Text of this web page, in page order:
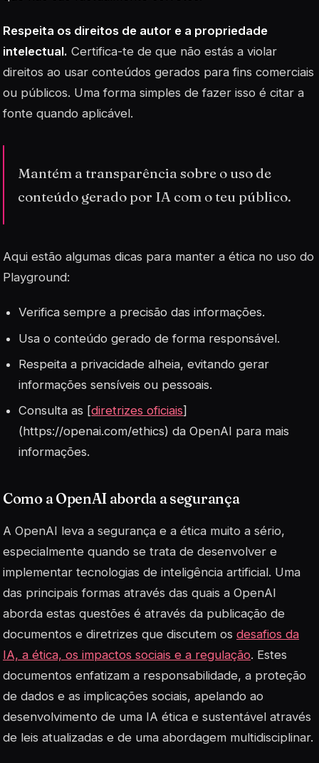
Respeita os direitos de autor e a propriedade
intelectual. Certifica-te de que não estás a violar
direitos ao usar conteúdos gerados para fins comerciais
ou públicos. Uma forma simples de fazer isso é citar a
fonte quando aplicável.
Mantém a transparência sobre o uso de
conteúdo gerado por IA com o teu público.
Aqui estão algumas dicas para manter a ética no uso do
Playground:
Verifica sempre a precisão das informações.
Usa o conteúdo gerado de forma responsável.
Respeita a privacidade alheia, evitando gerar
informações sensíveis ou pessoais.
Consulta as [diretrizes oficiais]
(https://openai.com/ethics) da OpenAI para mais
informações.
Como a OpenAI aborda a segurança
A OpenAI leva a segurança e a ética muito a sério,
especialmente quando se trata de desenvolver e
implementar tecnologias de inteligência artificial. Uma
das principais formas através das quais a OpenAI
aborda estas questões é através da publicação de
documentos e diretrizes que discutem os desafios da
IA, a ética, os impactos sociais e a regulação. Estes
documentos enfatizam a responsabilidade, a proteção
de dados e as implicações sociais, apelando ao
desenvolvimento de uma IA ética e sustentável através
de leis atualizadas e de uma abordagem multidisciplinar.